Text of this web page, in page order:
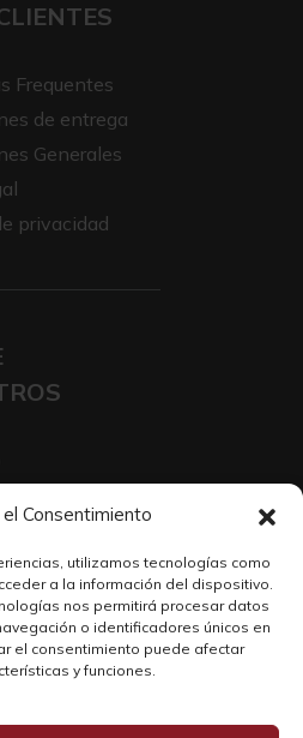
Consentimiento
utilizamos tecnologías como
a la información del dispositivo.
nos permitirá procesar datos
o identificadores únicos en
el consentimiento puede afectar
y funciones.
Frequentes
de entrega
Generales
privacidad